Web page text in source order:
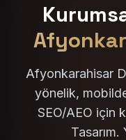
Afyonkarahisar
yönelik,
SEO/AEO için
Tasarım.